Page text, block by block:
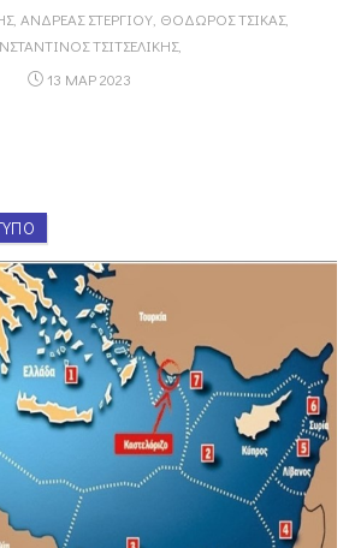
ΑΝΔΡΈΑΣ ΣΤΕΡΓΊΟΥ, ΘΌΔΩΡΟΣ ΤΣΊΚΑΣ,
ΤΣΙΤΣΕΛΊΚΗΣ,
13 ΜΑΡ 2023